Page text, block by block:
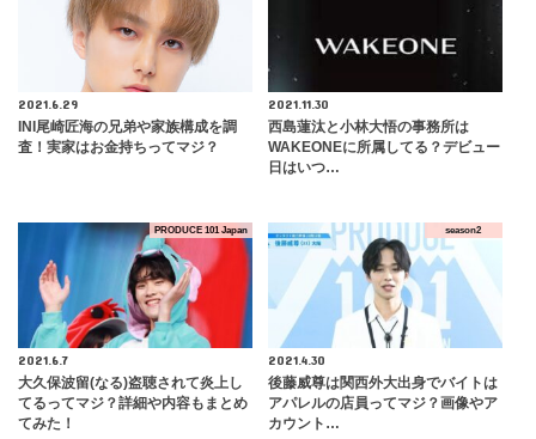
2021.6.29
INI尾崎匠海の兄弟や家族構成を調
査！実家はお金持ちってマジ？
2021.11.30
西島蓮汰と小林大悟の事務所は
WAKEONEに所属してる？デビュー
日はいつ…
PRODUCE 101 Japan
2021.6.7
大久保波留(なる)盗聴されて炎上し
てるってマジ？詳細や内容もまとめ
てみた！
season2
2021.4.30
後藤威尊は関西外大出身でバイトは
アパレルの店員ってマジ？画像やア
カウント…